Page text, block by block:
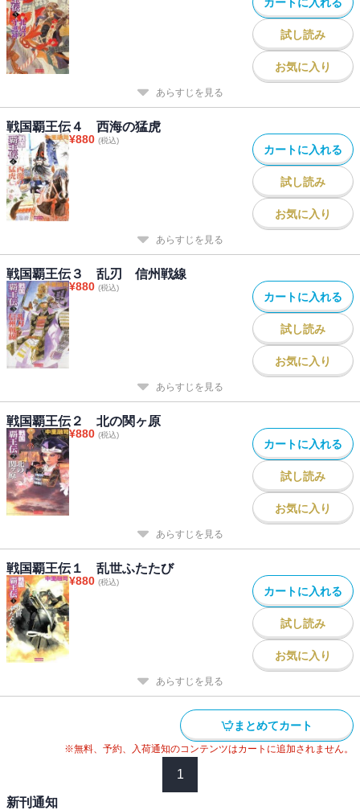
試し読み
お気に入り
あらすじを見る
戦国覇王伝４ 西海の猛虎
¥880 (税込)
カートに入れる
試し読み
お気に入り
あらすじを見る
戦国覇王伝３ 乱刃 信州戦線
¥880 (税込)
カートに入れる
試し読み
お気に入り
あらすじを見る
戦国覇王伝２ 北の関ヶ原
¥880 (税込)
カートに入れる
試し読み
お気に入り
あらすじを見る
戦国覇王伝１ 乱世ふたたび
¥880 (税込)
カートに入れる
試し読み
お気に入り
あらすじを見る
まとめてカート
※無料、予約、入荷通知のコンテンツはカートに追加されません。
1
新刊通知